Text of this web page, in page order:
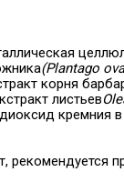
(Plantago
корня
листьев
кремния
рекомендуется